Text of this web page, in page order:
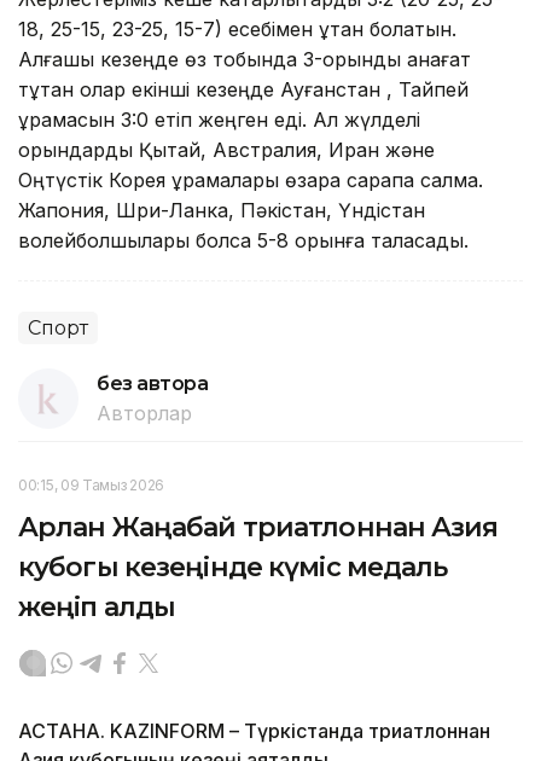
18, 25-15, 23-25, 15-7) есебімен ұтқан болатын.
Алғашқы кезеңде өз тобында 3-орынды қанағат
тұтқан олар екінші кезеңде Ауғанстан , Тайпей
құрамасын 3:0 етіп жеңген еді. Ал жүлделі
орындарды Қытай, Австралия, Иран және
Оңтүстік Корея құрамалары өзара сарапқа салмақ.
Жапония, Шри-Ланка, Пәкістан, Үндістан
волейболшылары болса 5-8 орынға таласады.
Спорт
без автора
Авторлар
00:15, 09 Тамыз 2026
Арлан Жаңабай триатлоннан Азия
кубогы кезеңінде күміс медаль
жеңіп алды
АСТАНА. KAZINFORM – Түркістанда триатлоннан